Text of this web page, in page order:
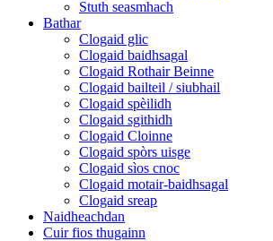
Stuth seasmhach
Bathar
Clogaid glic
Clogaid baidhsagal
Clogaid Rothair Beinne
Clogaid bailteil / siubhail
Clogaid spèilidh
Clogaid sgithidh
Clogaid Cloinne
Clogaid spòrs uisge
Clogaid sìos cnoc
Clogaid motair-baidhsagal
Clogaid sreap
Naidheachdan
Cuir fios thugainn